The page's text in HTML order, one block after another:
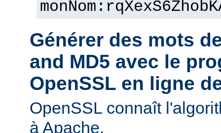
Générer des mots
and MD5 avec le
OpenSSL en ligne
OpenSSL connaît
à Apache.